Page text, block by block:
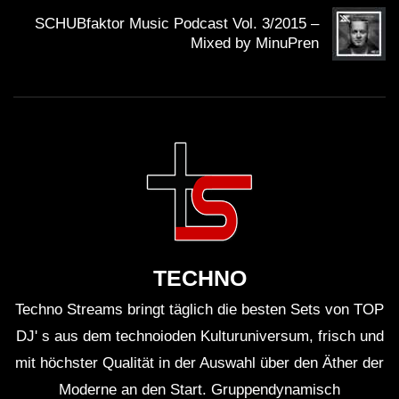
das Publikum in eine besondere Atmosphäre.
Wie funktioniert die Zusammenarbeit
mit Cercle?
Leidenschaft für die Musik mit einer breiten
Öffentlichkeit teilen. Die Zusammenarbeit bringt
innovative und kreative Konzepte hervor.
Wird das Set live gestreamt?
Ja, oft werden die Sets von Cercle live gestreamt,
an der Erfahrung teilnehmen können.
SCHUBfaktor Music Podcast Vol. 3/2015 –
Mixed by MinuPren
TECHNO
Techno Streams bringt täglich die besten Sets von TOP
DJ' s aus dem technoioden Kulturuniversum, frisch und
mit höchster Qualität in der Auswahl über den Äther der
Moderne an den Start. Gruppendynamisch